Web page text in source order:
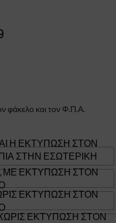
φάκελο και τον Φ.Π.Α.
Η ΕΚΤΥΠΩΣΗ ΣΤΟΝ
ΣΤΗΝ ΕΣΩΤΕΡΙΚΗ
ΜΕ ΕΚΤΥΠΩΣΗ ΣΤΟΝ
ΕΚΤΥΠΩΣΗ ΣΤΟΝ
ΕΚΤΥΠΩΣΗ ΣΤΟΝ